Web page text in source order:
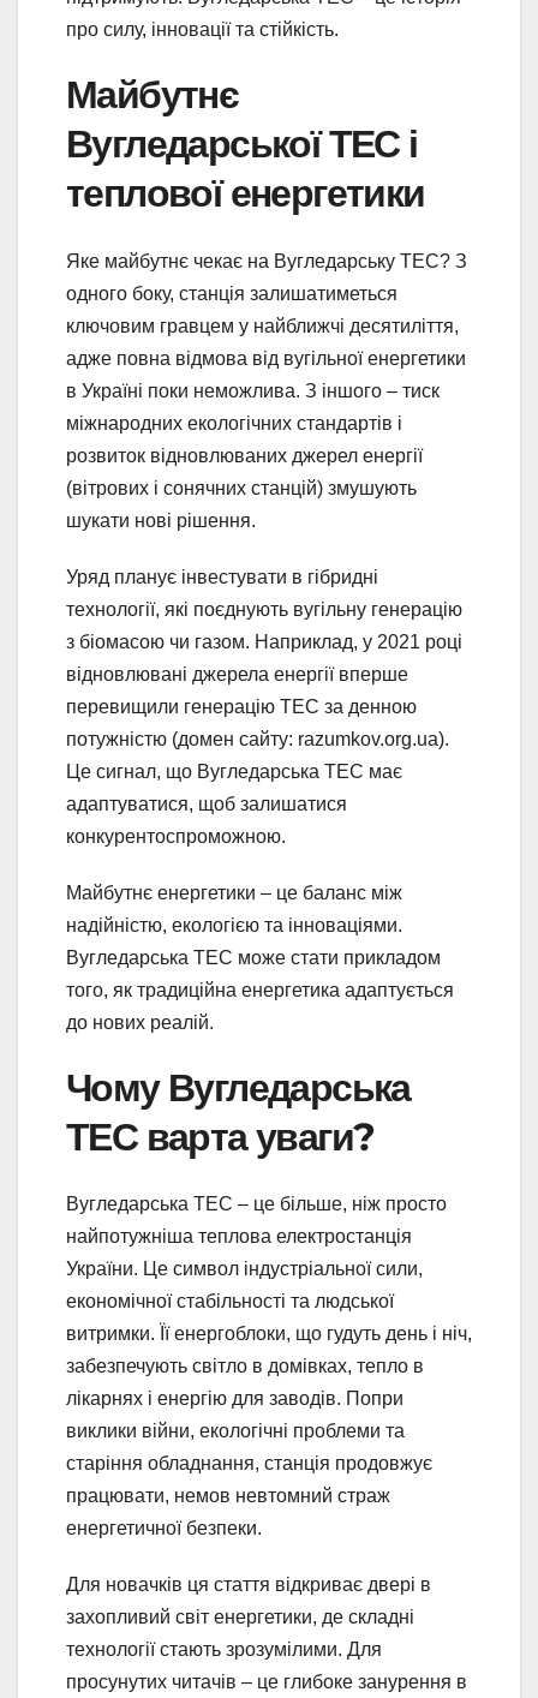
про силу, інновації та стійкість.
Майбутнє
Вугледарської ТЕС і
теплової енергетики
Яке майбутнє чекає на Вугледарську ТЕС? З
одного боку, станція залишатиметься
ключовим гравцем у найближчі десятиліття,
адже повна відмова від вугільної енергетики
в Україні поки неможлива. З іншого – тиск
міжнародних екологічних стандартів і
розвиток відновлюваних джерел енергії
(вітрових і сонячних станцій) змушують
шукати нові рішення.
Уряд планує інвестувати в гібридні
технології, які поєднують вугільну генерацію
з біомасою чи газом. Наприклад, у 2021 році
відновлювані джерела енергії вперше
перевищили генерацію ТЕС за денною
потужністю (домен сайту: razumkov.org.ua).
Це сигнал, що Вугледарська ТЕС має
адаптуватися, щоб залишатися
конкурентоспроможною.
Майбутнє енергетики – це баланс між
надійністю, екологією та інноваціями.
Вугледарська ТЕС може стати прикладом
того, як традиційна енергетика адаптується
до нових реалій.
Чому Вугледарська
ТЕС варта уваги?
Вугледарська ТЕС – це більше, ніж просто
найпотужніша теплова електростанція
України. Це символ індустріальної сили,
економічної стабільності та людської
витримки. Її енергоблоки, що гудуть день і ніч,
забезпечують світло в домівках, тепло в
лікарнях і енергію для заводів. Попри
виклики війни, екологічні проблеми та
старіння обладнання, станція продовжує
працювати, немов невтомний страж
енергетичної безпеки.
Для новачків ця стаття відкриває двері в
захопливий світ енергетики, де складні
технології стають зрозумілими. Для
просунутих читачів – це глибоке занурення в